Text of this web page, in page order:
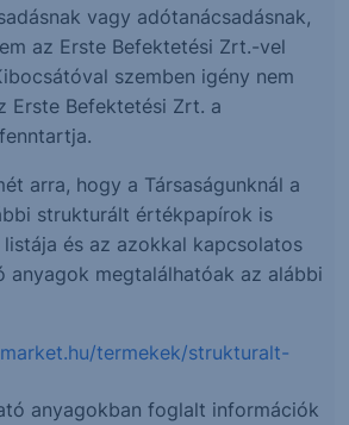
vagy adótanácsadásnak,
az Erste Befektetési Zrt.-vel
szemben igény nem
Erste Befektetési Zrt. a
arra, hogy a Társaságunknál a
strukturált értékpapírok is
és az azokkal kapcsolatos
anyagok megtalálhatóak az alábbi
termekek/strukturalt-
anyagokban foglalt információk